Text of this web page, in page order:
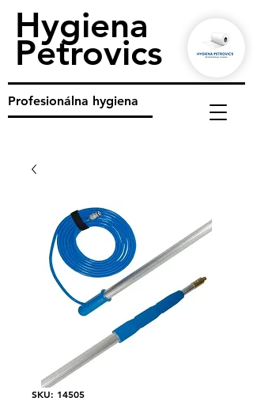
Profesionálna hygiena
Hygiena
Petrovics
SKU: 14505